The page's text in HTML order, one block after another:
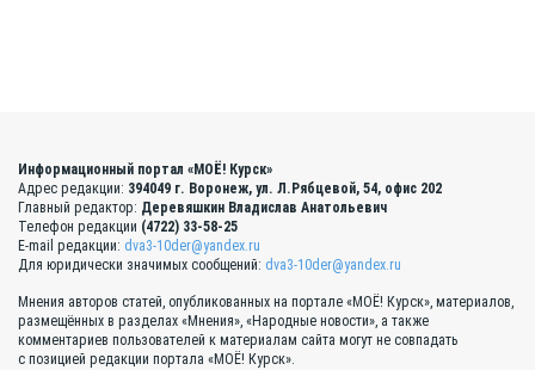
Информационный портал «МОЁ! Курск»
Адрес редакции: 394049 г. Воронеж, ул. Л.Рябцевой, 54, офис 202
Главный редактор: Деревяшкин Владислав Анатольевич
Телефон редакции (4722) 33-58-25
E-mail редакции: dva3-10der@yandex.ru
Для юридически значимых сообщений: dva3-10der@yandex.ru
Мнения авторов статей, опубликованных на портале «МОЁ! Курск», материалов,
размещённых в разделах «Мнения», «Народные новости», а также
комментариев пользователей к материалам сайта могут не совпадать
с позицией редакции портала «МОЁ! Курск».